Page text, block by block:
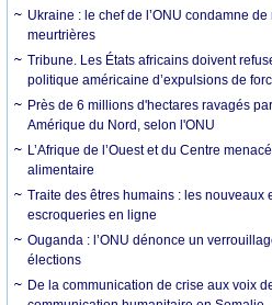
Ukraine : le chef de l’ONU condamne
meurtrières
Tribune. Les États africains doivent
politique américaine d’expulsions de
Près de 6 millions d'hectares ravagés
Amérique du Nord, selon l'ONU
L’Afrique de l’Ouest et du Centre
alimentaire
Traite des êtres humains : les nouveaux
escroqueries en ligne
Ouganda : l’ONU dénonce un
élections
De la communication de crise aux voix